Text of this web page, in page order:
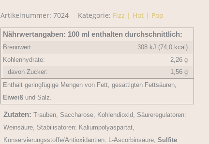
WHITEFOX
Secco
trockenPerlwein
mit
zugesetzter
Kohlensäure
Menge
Artikelnummer: 7024 Kategorie: Fizz | Hot | Pop
Nährwertangaben: 100 ml enthalten durchschnittlich:
Brennwert:
308 kJ (74,0 kcal)
Kohlenhydrate:
2,26 g
davon Zucker:
1,56 g
Enthält geringfügige Mengen von Fett, gesättigten Fettsäuren,
Eiweißund Salz.
Zutaten: Trauben, Saccharose, Kohlendioxid, Säureregulatoren:
Weinsäure, Stabilisatoren: Kaliumpolyaspartat,
Konservierungsstoffe/Antioxidantien: L-Ascorbinsäure, Sulfite